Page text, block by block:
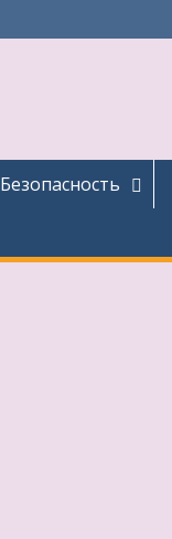
Безопасность